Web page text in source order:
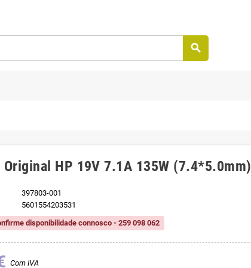
search
Original HP 19V 7.1A 135W (7.4*5.0mm)
397803-001
5601554203531
disponibilidade connosco - 259 098 062
Com IVA